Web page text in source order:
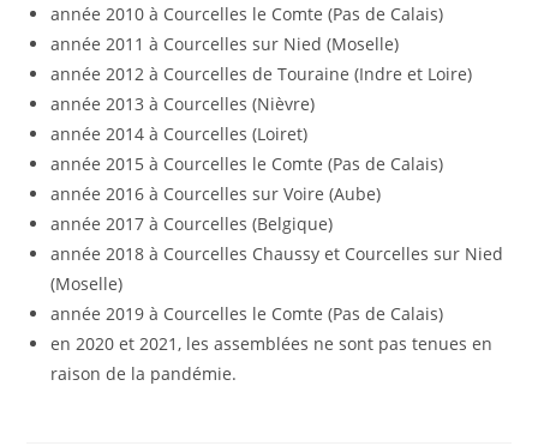
année 2010 à Courcelles le Comte (Pas de Calais)
année 2011 à Courcelles sur Nied (Moselle)
année 2012 à Courcelles de Touraine (Indre et Loire)
année 2013 à Courcelles (Nièvre)
année 2014 à Courcelles (Loiret)
année 2015 à Courcelles le Comte (Pas de Calais)
année 2016 à Courcelles sur Voire (Aube)
année 2017 à Courcelles (Belgique)
année 2018 à Courcelles Chaussy et Courcelles sur Nied
(Moselle)
année 2019 à Courcelles le Comte (Pas de Calais)
en 2020 et 2021, les assemblées ne sont pas tenues en
raison de la pandémie.